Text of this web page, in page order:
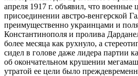
апреля 1917 г. объявил, что военные
присоединении австро-венгерской
преимущественно украинцами и
Константинополя и пролива
более месяца как рухнуло, а
сидел в голове даже лидера партии
об окончательном крушении
утратой ее цели было